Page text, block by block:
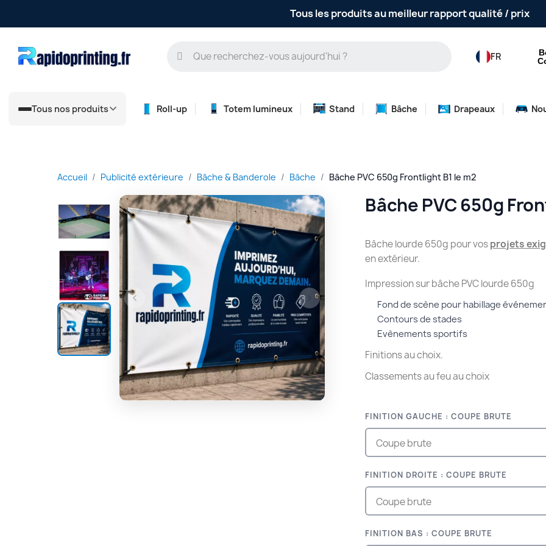
Tous les produits au meilleur rapport qualité / prix
FR
Tous nos produits Roll-up Totem lumineux Stand Bâche Drapeaux
Accueil Publicité extérieure Bâche & Banderole Bâche Bâche PVC 650g Frontlight B1 le m2
Bâche PVC 650g
Bâche lourde 650g pour vosprojets
en extérieur.
Impression sur bâche PVC lourde 650g
Fond de scène pour habillage
Contours de stades
Evènements sportifs
Finitions au choix.
Classements au feu au choix
FINITION GAUCHE : COUPE BRUTE
FINITION DROITE : COUPE BRUTE
FINITION BAS : COUPE BRUTE